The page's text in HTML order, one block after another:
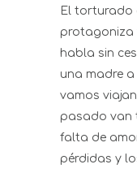
El torturado
protagoniza
habla sin
una madre
vamos
pasado van
falta de
pérdidas y